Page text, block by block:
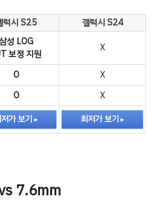
럭시 S25
갤럭시 S24
성 LOG
보정 지원
X
O
X
O
X
가 보기 최저가 보기
7.6mm